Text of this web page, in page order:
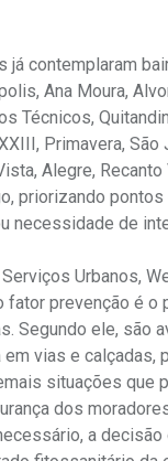
já contemplaram
Ana Moura,
Técnicos,
Primavera, São
Alegre,
priorizando pontos
necessidade de
Urbanos,
fator prevenção é o
Segundo ele, são
vias e calçadas,
situações que
dos
a decisão